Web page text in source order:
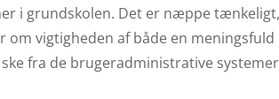
i grundskolen. Det er næppe
vigtigheden af både en
fra de brugeradministrative